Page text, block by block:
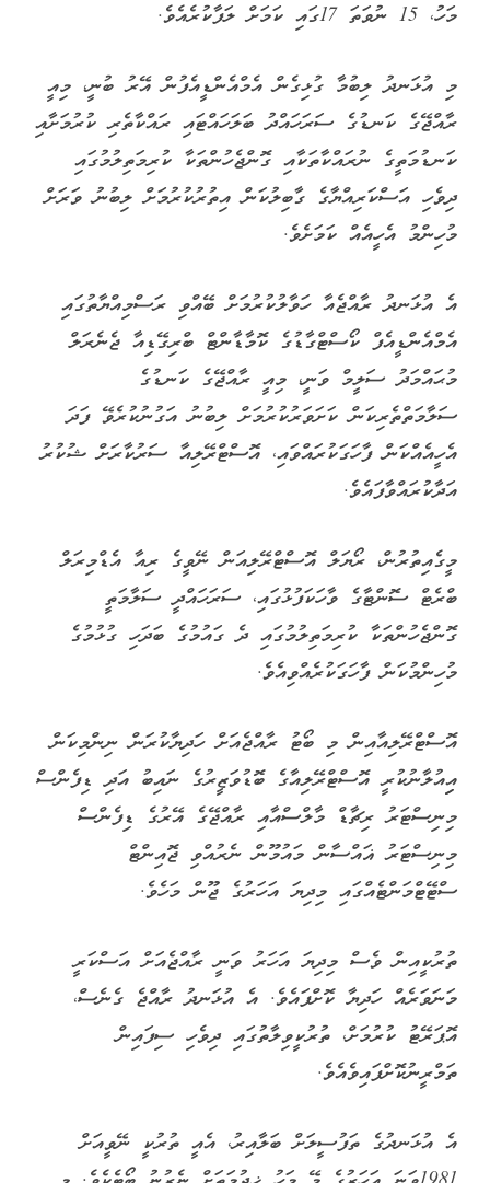
މަހު، 15 ނުވަތަ 17ގައި ކަމަށް ލަފާކުރެއެވެ.
މި އުޅަނދު ލިބުމާ ގުޅިގެން އެމްއެންޑީއެފުން އޭރު ބުނީ، މިއީ
ރާއްޖޭގެ ކަނޑުގެ ސަރަހައްދު ބަލަހައްޓައި ރައްކާތެރި ކުރުމަށާއި
ކަނޑުމަތީގެ ނުރައްކާތަކާއި ގޮންޖެހުންތަކާ ކުރިމަތިލުމުގައި
ދިވެހި އަސްކަރިއްޔާގެ ގާބިލުކަން އިތުރުކުރުމަށް ލިބުނު ވަރަށް
މުހިންމު އެހީއެއް ކަމަށެވެ.
އެ އުޅަނދު ރާއްޖެއާ ހަވާލުކުރުމަށް ބޭއްވި ރަސްމިއްޔާތުގައި
އެމްއެންޑީއެފް ކޯސްޓްގާޑުގެ ކޮމާޑާންޓް ބްރިގޭޑިއާ ޖެނެރަލް
މުޙައްމަދު ސަލީމް ވަނީ، މިއީ ރާއްޖޭގެ ކަނޑުގެ
ސަލާމަތްތެރިކަން ކަށަވަރުކުރުމަށް ލިބުނު އަގުނުކުރެވޭ ފަދަ
އެހީއެއްކަން ފާހަގަކުރައްވައި، އޮސްޓްރޭލިއާ ސަރުކާރަށް ޝުކުރު
އަދާކުރައްވާފައެވެ.
މީގެއިތުރުން، ރޯޔަލް އޮސްޓްރޭލިއަން ނޭވީގެ ރިއާ އެޑްމިރަލް
ބްރެޓް ސޮންޓާގެ ވާހަކަފުޅުގައި، ސަރަހައްދީ ސަލާމަތީ
ގޮންޖެހުންތަކާ ކުރިމަތިލުމުގައި ދެ ގައުމުގެ ބަދަހި ގުޅުމުގެ
މުހިންމުކަން ފާހަގަކުރެއްވިއެވެ.
އޮސްޓްރޭލިއާއިން މި ބޯޓު ރާއްޖެއަށް ހަދިޔާކުރަން ނިންމިކަން
އިިއުލާނުކުރީ އޮސްޓްރޭލިއާގެ ބޮޑުވަޒީރުގެ ނައިބު އަދި ޑިފެންސް
މިނިސްޓަރު ރިޗާޑް މާލްސްއާއި ރާއްޖޭގެ އޭރުގެ ޑިފެންސް
މިނިސްޓަރު ޣައްސާން މައުމޫން ނެރުއްވި ޖޮއިންޓް
ސްޓޭޓްމަންޓެއްގައި މިދިޔަ އަހަރުގެ ޖޫން މަހެވެ.
ތުރުކީއިން ވެސް މިދިޔަ އަހަރު ވަނީ ރާއްޖެއަށް އަސްކަރީ
މަނަވަރެއް ހަދިޔާ ކޮށްފައެވެ. އެ އުޅަނދު ރާއްޖެ ގެނެސް،
އޮޕަރޭޓު ކުރުމަށް، ތުރުކީވިލާތުގައި ދިވެހި ސިފައިން
ތަމްރީނުކޮށްފައިވެއެވެ.
އެ އުޅަނދުގެ ތަފުސީލަށް ބަލާއިރު، އެއީ ތުރުކީ ނޭވީއަށް